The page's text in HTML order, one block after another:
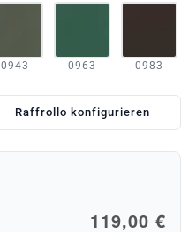
0943 0963 0983
Raffrollo konfigurieren
119,00 €